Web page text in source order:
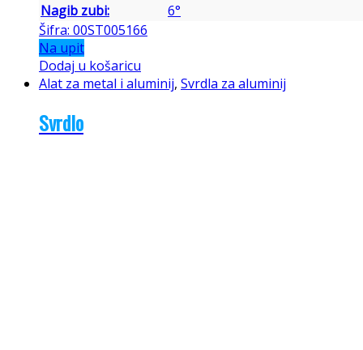
Nagib zubi:
6°
Šifra: 00ST005166
Na upit
Dodaj u košaricu
Alat za metal i aluminij, Svrdla za aluminij
Svrdlo